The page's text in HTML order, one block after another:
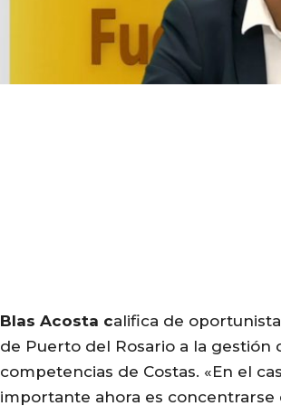
Blas Acosta califica de
de Puerto del Rosario a la gestión
competencias de Costas. «En el
importante ahora es